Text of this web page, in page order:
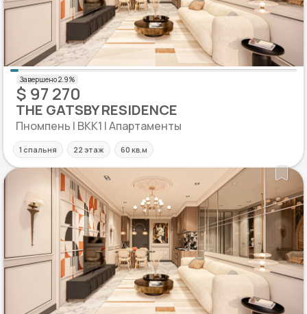
$ 97 270
THE GATSBY RESIDENCE
Пномпень | BKK1 | Апартаменты
1 спальня 22 этаж 60 кв.м